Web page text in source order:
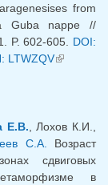
from
Guba nappe //
P. 602-605. DOI:
ссылка)
LTWZQV(внешняя
Е.В., Лохов К.И.,
С.А. Возраст
сдвиговых
в